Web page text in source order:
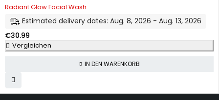
Radiant Glow Facial Wash
Estimated delivery dates: Aug. 8, 2026 - Aug. 13, 2026
€30.99
Vergleichen
IN DEN WARENKORB